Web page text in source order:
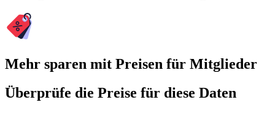
Mehr sparen mit Preisen für Mitglieder
Überprüfe die Preise für diese Daten